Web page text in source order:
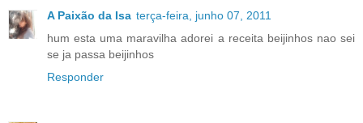
A Paixão da Isa terça-feira, junho 07, 2011
hum esta uma maravilha adorei a receita beijinhos nao sei
se ja passa beijinhos
Responder